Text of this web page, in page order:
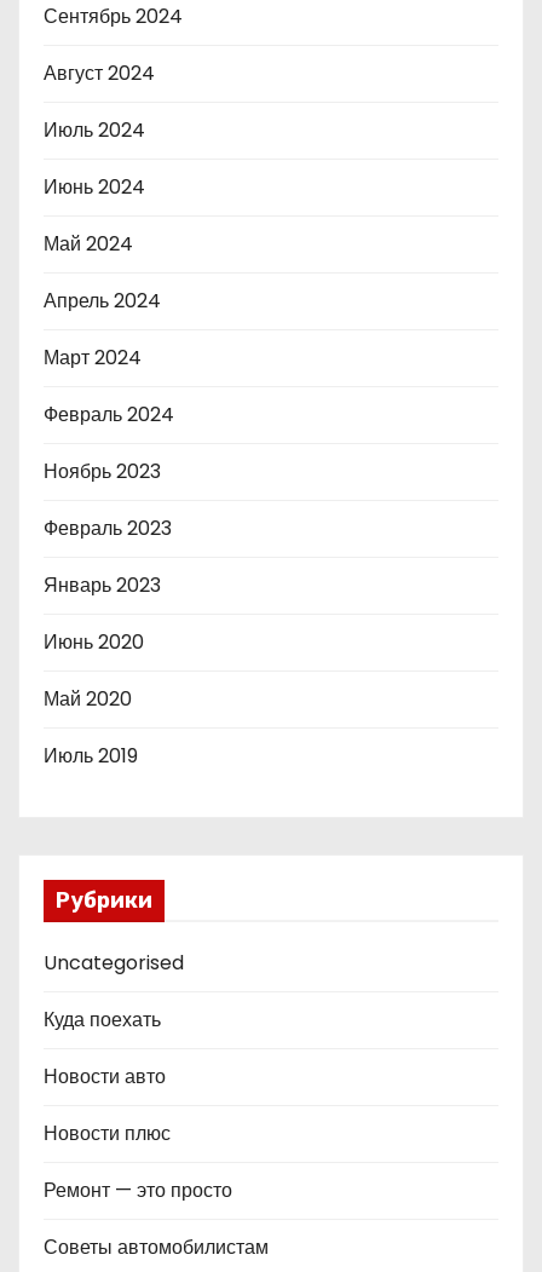
Сентябрь 2024
Август 2024
Июль 2024
Июнь 2024
Май 2024
Апрель 2024
Март 2024
Февраль 2024
Ноябрь 2023
Февраль 2023
Январь 2023
Июнь 2020
Май 2020
Июль 2019
Рубрики
Uncategorised
Куда поехать
Новости авто
Новости плюс
Ремонт — это просто
Советы автомобилистам